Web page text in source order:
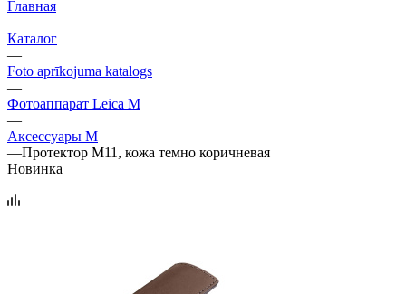
Главная
—
Каталог
—
Foto aprīkojuma katalogs
—
Фотоаппарат Leica M
—
Аксессуары М
—Протектор M11, кожа темно коричневая
Новинка